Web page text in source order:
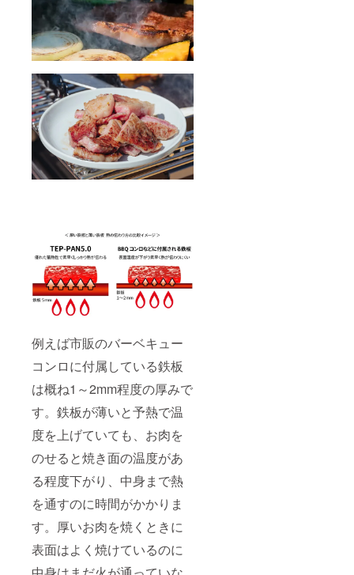
例えば市販のバーベキュー
コンロに付属している鉄板
は概ね1～2mm程度の厚みで
す。鉄板が薄いと予熱で温
度を上げていても、お肉を
のせると焼き面の温度があ
る程度下がり、中身まで熱
を通すのに時間がかかりま
す。厚いお肉を焼くときに
表面はよく焼けているのに